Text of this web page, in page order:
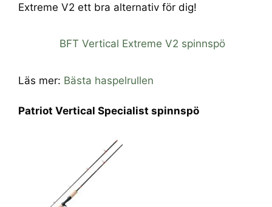
Extreme V2 ett bra alternativ för dig!
BFT Vertical Extreme V2 spinnspö
Läs mer: Bästa haspelrullen
Patriot Vertical Specialist spinnspö